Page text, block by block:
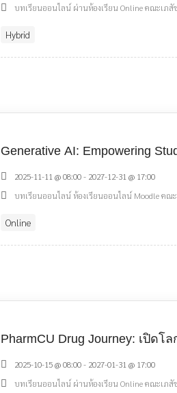
บทเรียนออนไลน์ ผ่านห้องเรียน Online คณะเภ
Hybrid
Generative AI: Empowering
2025-11-11 @ 08:00 - 2027-12-31 @ 17:00
บทเรียนออนไลน์ ห้องเรียนออนไลน์ Moodle ค
Online
PharmCU Drug Journey: เปิด
2025-10-15 @ 08:00 - 2027-01-31 @ 17:00
บทเรียนออนไลน์ ผ่านห้องเรียน Online คณะเภ